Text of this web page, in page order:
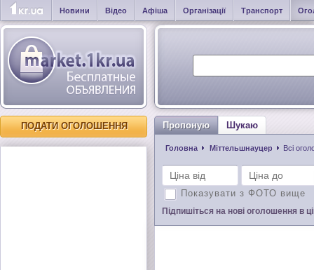
Новини Відео Афіша Організації Транспорт
ПОДАТИ ОГОЛОШЕННЯ Пропоную Шукаю
Головна Міттельшнауцер Всі
Показувати з ФОТО вище
Підпишіться на нові оголошення в